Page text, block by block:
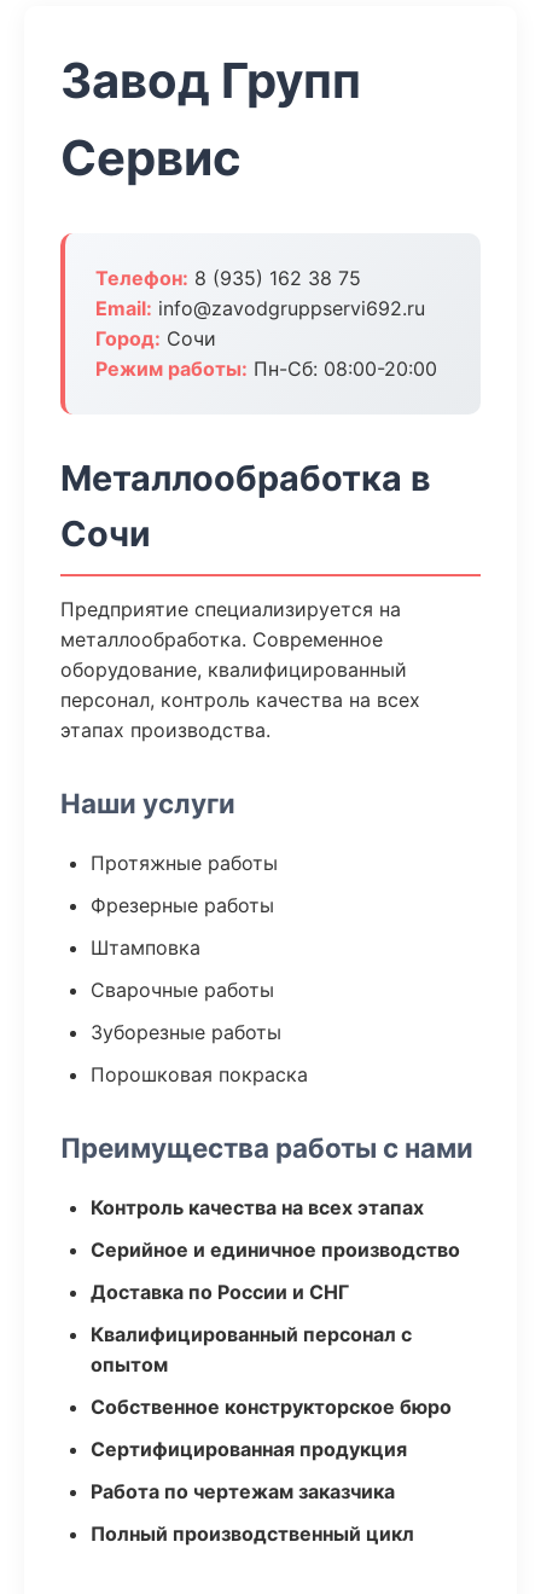
Завод Групп
Сервис
Телефон: 8 (935) 162 38 75
Email: info@zavodgruppservi692.ru
Город: Сочи
Режим работы: Пн-Сб: 08:00-20:00
Металлообработка в
Сочи
Предприятие специализируется на
металлообработка. Современное
оборудование, квалифицированный
персонал, контроль качества на всех
этапах производства.
Наши услуги
Протяжные работы
Фрезерные работы
Штамповка
Сварочные работы
Зуборезные работы
Порошковая покраска
Преимущества работы с нами
Контроль качества на всех этапах
Серийное и единичное производство
Доставка по России и СНГ
Квалифицированный персонал с
опытом
Собственное конструкторское бюро
Сертифицированная продукция
Работа по чертежам заказчика
Полный производственный цикл